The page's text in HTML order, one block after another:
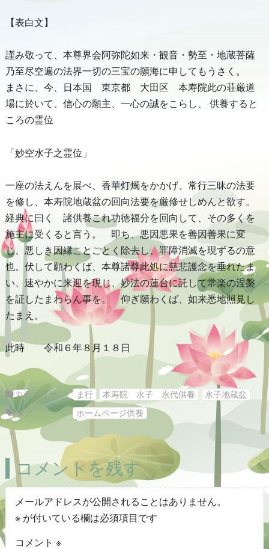
【表白文】
謹み敬って、本尊界会阿弥陀如来・観音・勢至・地蔵菩薩
乃至尽空遍の法界一切の三宝の願海に申してもうさく。
まさに、今、日本国 東京都 大田区 本寿院此の荘厳道
場に於いて、信心の願主、一心の誠をこらし、 供養すると
ころの霊位
「妙空水子之霊位」
一座の法えんを展べ、香華灯燭をかかげ、常行三昧の法要
を修し、本寿院地蔵盆の回向法要を厳修せしめんと欲す。
経典に曰く 諸供養これ功徳福分を回向して、その多くを
施主に受くると言う。 即ち、悪因悪果を善因善果に変
じ、悪しき因縁ことごとく除去し、罪障消滅を現ずるの意
也。伏して願わくば、本尊諸尊此処に慈悲護念を垂れたま
い、速やかに来迎を現じ、妙法の蓮台に託して常楽の涅槃
を証したまわらん事を。 仰ぎ願わくば、如来悉地照見し
たまえ。
此時 令和６年８月１８日
カテゴリー ま行 本寿院 水子 永代供養
水子地蔵盆
タグ
ホームページ供養
コメントを残す
メールアドレスが公開されることはありません。
※が付いている欄は必須項目です
コメント ※